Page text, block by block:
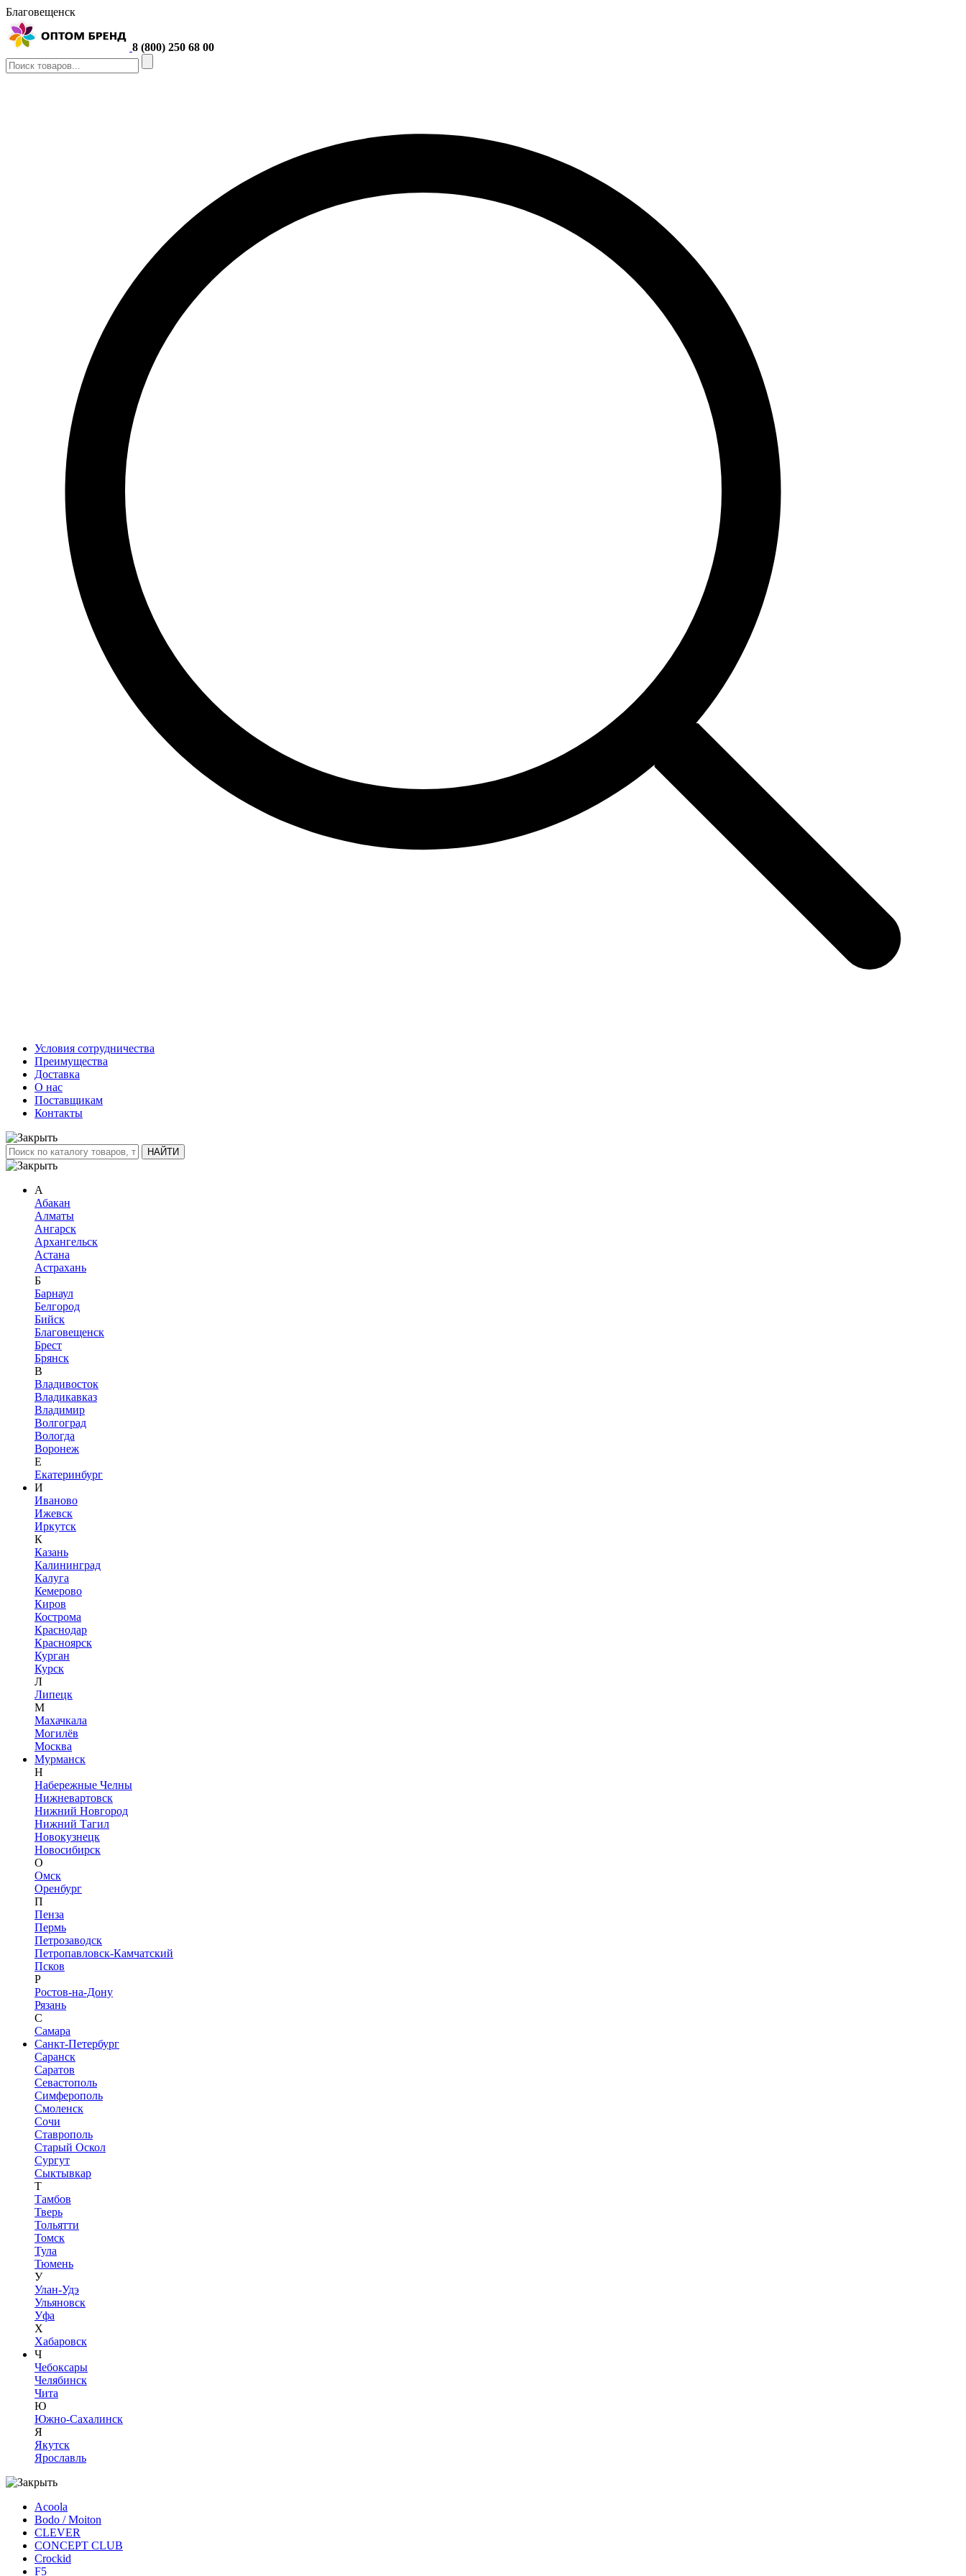
Благовещенск
8 (800) 250 68 00
Условия сотрудничества
Преимущества
Доставка
О нас
Поставщикам
Контакты
А
Абакан
Алматы
Ангарск
Архангельск
Астана
Астрахань
Б
Барнаул
Белгород
Бийск
Благовещенск
Брест
Брянск
В
Владивосток
Владикавказ
Владимир
Волгоград
Вологда
Воронеж
Е
Екатеринбург
И
Иваново
Ижевск
Иркутск
К
Казань
Калининград
Калуга
Кемерово
Киров
Кострома
Краснодар
Красноярск
Курган
Курск
Л
Липецк
М
Махачкала
Могилёв
Москва
Мурманск
Н
Набережные Челны
Нижневартовск
Нижний Новгород
Нижний Тагил
Новокузнецк
Новосибирск
О
Омск
Оренбург
П
Пенза
Пермь
Петрозаводск
Петропавловск-Камчатский
Псков
Р
Ростов-на-Дону
Рязань
С
Самара
Санкт-Петербург
Саранск
Саратов
Севастополь
Симферополь
Смоленск
Сочи
Ставрополь
Старый Оскол
Сургут
Сыктывкар
Т
Тамбов
Тверь
Тольятти
Томск
Тула
Тюмень
У
Улан-Удэ
Ульяновск
Уфа
Х
Хабаровск
Ч
Чебоксары
Челябинск
Чита
Ю
Южно-Сахалинск
Я
Якутск
Ярославль
Acoola
Bodo / Moiton
CLEVER
CONCEPT CLUB
Crockid
F5